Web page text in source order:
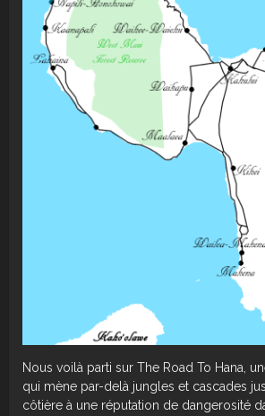
Nous voilà parti sur The Road To Hana,
qui mène par-delà jungles et cascades
côtière à une réputation de dangerosité